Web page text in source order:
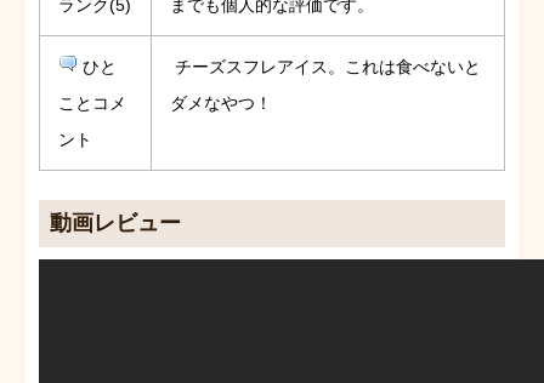
ランク(5)
までも個人的な評価です。
ひと
ことコメ
ント
チーズスフレアイス。これは食べないと
ダメなやつ！
動画レビュー